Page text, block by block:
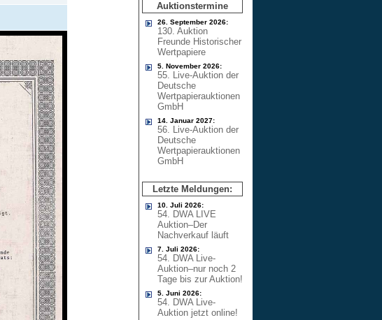
Auktionstermine
26. September 2026:
130. Auktion
Freunde Historischer
Wertpapiere
5. November 2026:
55. Live-Auktion der
Deutsche
Wertpapierauktionen
GmbH
14. Januar 2027:
56. Live-Auktion der
Deutsche
Wertpapierauktionen
GmbH
Letzte Meldungen:
10. Juli 2026:
54. DWA LIVE
Auktion–Der
Nachverkauf läuft
7. Juli 2026:
54. DWA Live-
Auktion–nur noch 2
Tage bis zur Auktion!
5. Juni 2026:
54. DWA Live-
Auktion jetzt online!